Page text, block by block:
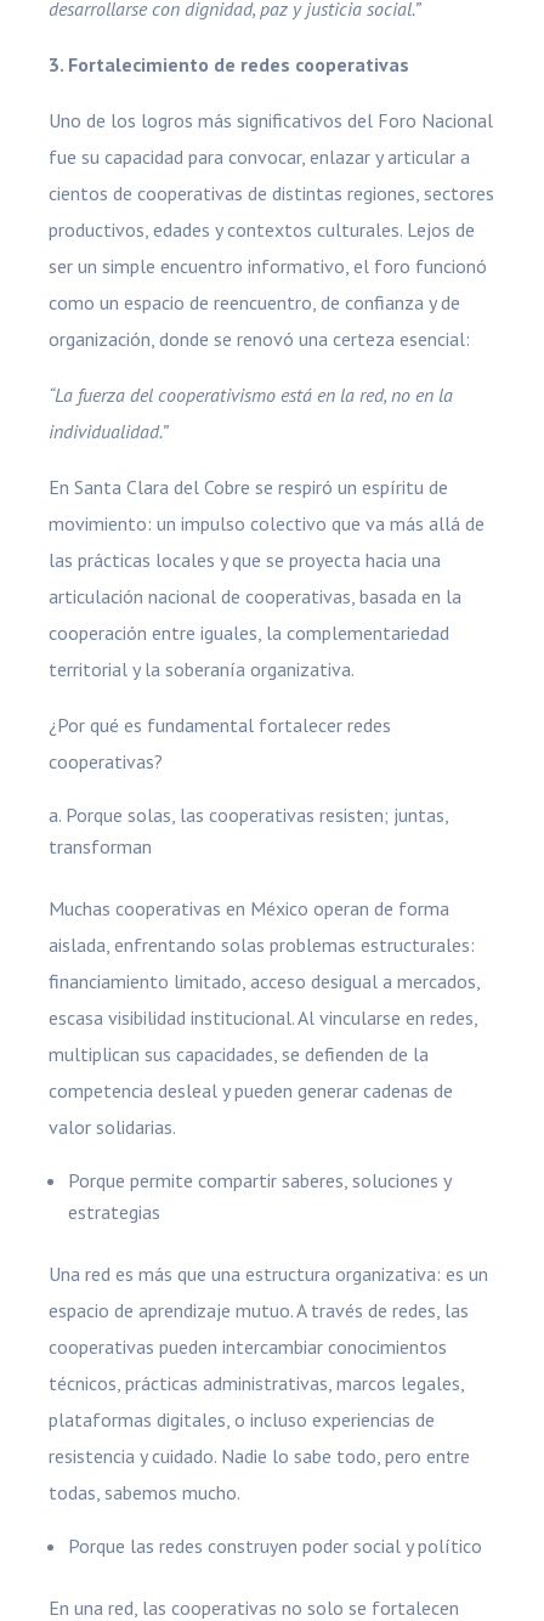
desarrollarse con dignidad, paz y justicia social.”
3. Fortalecimiento de redes cooperativas
Uno de los logros más significativos del Foro Nacional
fue su capacidad para convocar, enlazar y articular a
cientos de cooperativas de distintas regiones, sectores
productivos, edades y contextos culturales. Lejos de
ser un simple encuentro informativo, el foro funcionó
como un espacio de reencuentro, de confianza y de
organización, donde se renovó una certeza esencial:
“La fuerza del cooperativismo está en la red, no en la
individualidad.”
En Santa Clara del Cobre se respiró un espíritu de
movimiento: un impulso colectivo que va más allá de
las prácticas locales y que se proyecta hacia una
articulación nacional de cooperativas, basada en la
cooperación entre iguales, la complementariedad
territorial y la soberanía organizativa.
¿Por qué es fundamental fortalecer redes
cooperativas?
Porque solas, las cooperativas resisten; juntas,
transforman
Muchas cooperativas en México operan de forma
aislada, enfrentando solas problemas estructurales:
financiamiento limitado, acceso desigual a mercados,
escasa visibilidad institucional. Al vincularse en redes,
multiplican sus capacidades, se defienden de la
competencia desleal y pueden generar cadenas de
valor solidarias.
Porque permite compartir saberes, soluciones y
estrategias
Una red es más que una estructura organizativa: es un
espacio de aprendizaje mutuo. A través de redes, las
cooperativas pueden intercambiar conocimientos
técnicos, prácticas administrativas, marcos legales,
plataformas digitales, o incluso experiencias de
resistencia y cuidado. Nadie lo sabe todo, pero entre
todas, sabemos mucho.
Porque las redes construyen poder social y político
En una red, las cooperativas no solo se fortalecen